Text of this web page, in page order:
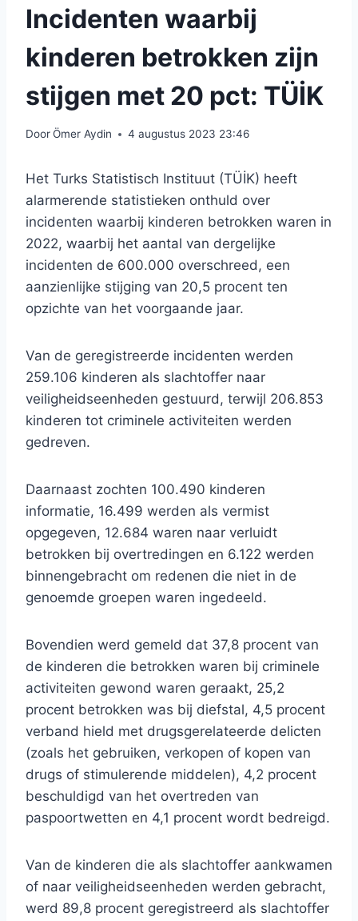
Incidenten waarbij
kinderen betrokken zijn
stijgen met 20 pct: TÜİK
DoorÖmer Aydin 4 augustus 2023 23:46
Het Turks Statistisch Instituut (TÜİK) heeft
alarmerende statistieken onthuld over
incidenten waarbij kinderen betrokken waren in
2022, waarbij het aantal van dergelijke
incidenten de 600.000 overschreed, een
aanzienlijke stijging van 20,5 procent ten
opzichte van het voorgaande jaar.
Van de geregistreerde incidenten werden
259.106 kinderen als slachtoffer naar
veiligheidseenheden gestuurd, terwijl 206.853
kinderen tot criminele activiteiten werden
gedreven.
Daarnaast zochten 100.490 kinderen
informatie, 16.499 werden als vermist
opgegeven, 12.684 waren naar verluidt
betrokken bij overtredingen en 6.122 werden
binnengebracht om redenen die niet in de
genoemde groepen waren ingedeeld.
Bovendien werd gemeld dat 37,8 procent van
de kinderen die betrokken waren bij criminele
activiteiten gewond waren geraakt, 25,2
procent betrokken was bij diefstal, 4,5 procent
verband hield met drugsgerelateerde delicten
(zoals het gebruiken, verkopen of kopen van
drugs of stimulerende middelen), 4,2 procent
beschuldigd van het overtreden van
paspoortwetten en 4,1 procent wordt bedreigd.
Van de kinderen die als slachtoffer aankwamen
of naar veiligheidseenheden werden gebracht,
werd 89,8 procent geregistreerd als slachtoffer